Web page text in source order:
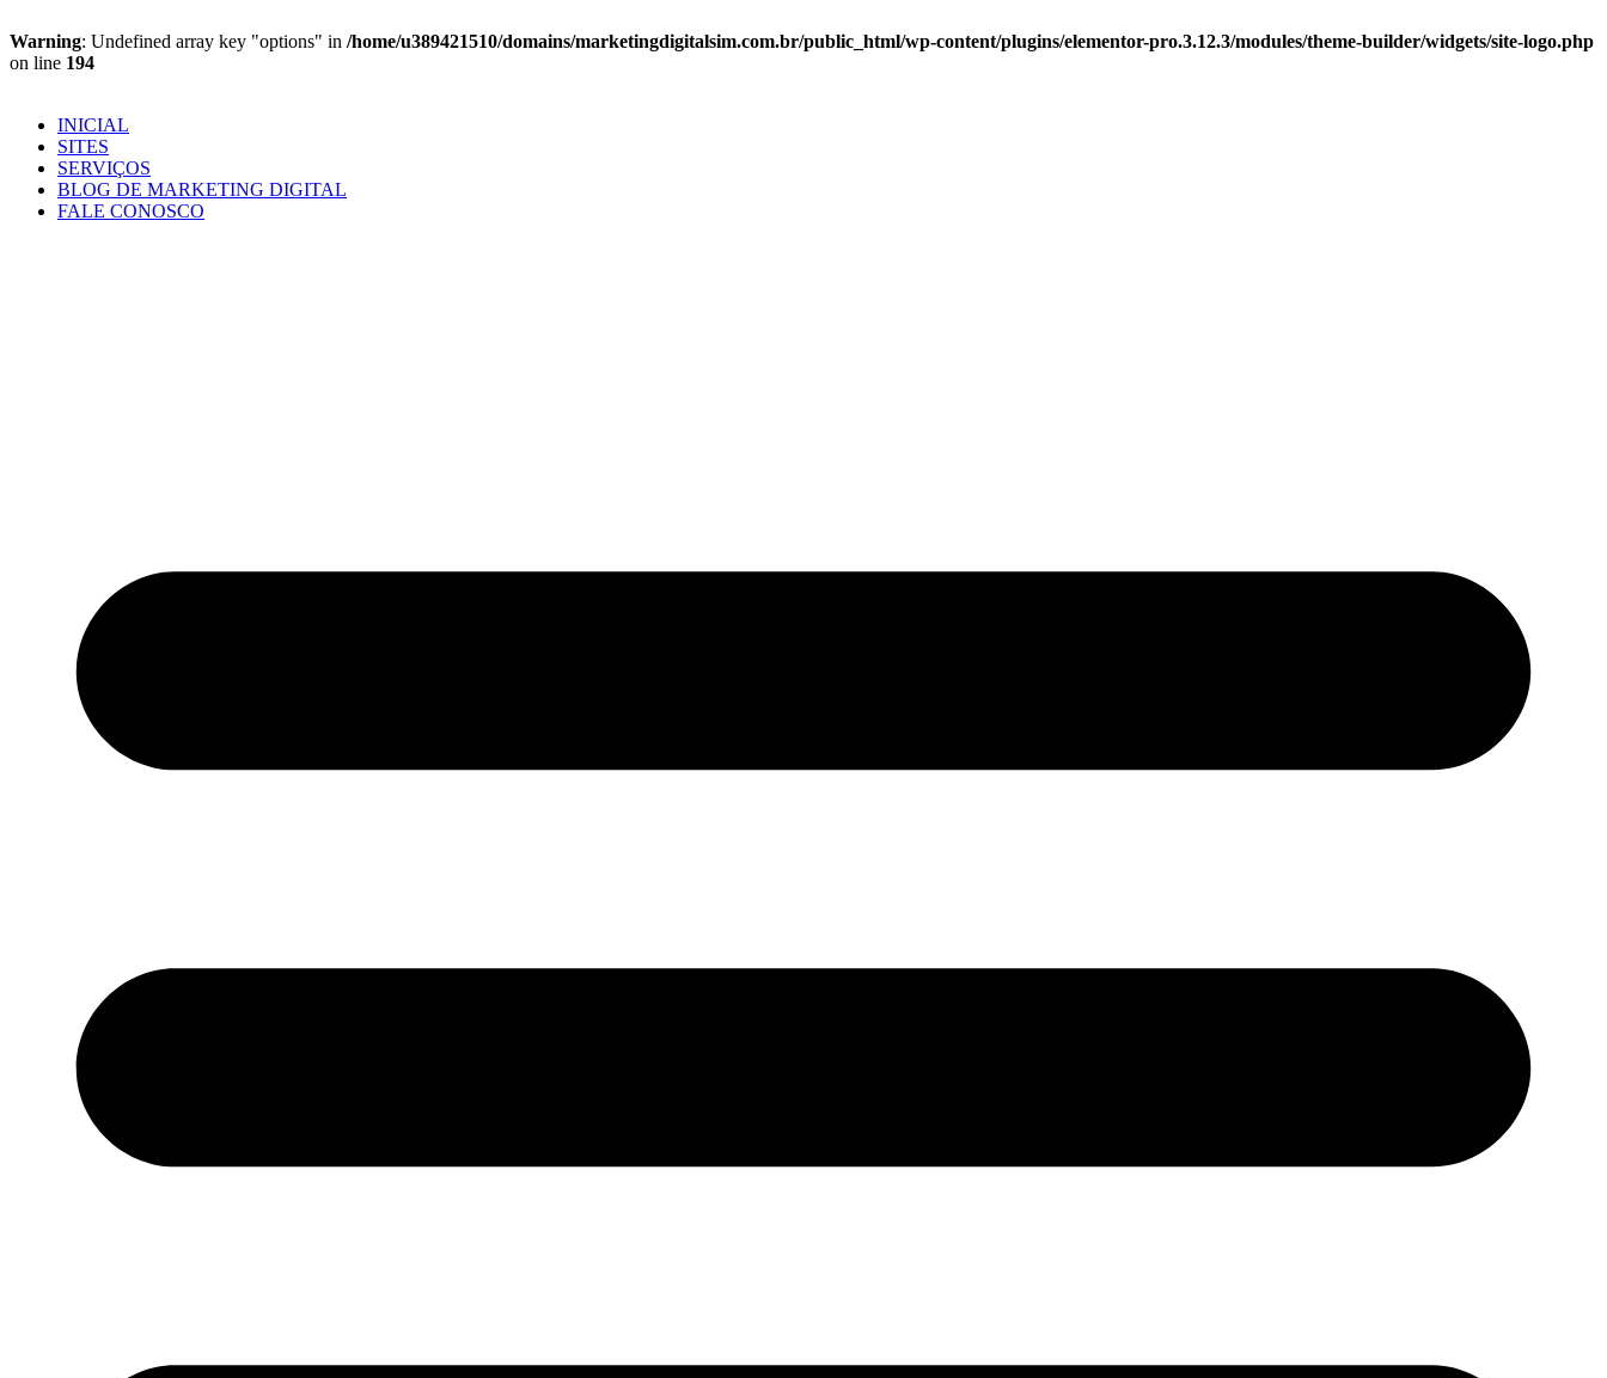
Warning: Undefined array key "options" in /home/u389421510/domains/marketingdigitalsim.com.br/public_html/wp-content/plugins/elementor-pro.3.12.3/modules/theme-builder/widgets/site-logo.php
on line 194
conteúdo
INICIAL
SITES
SERVIÇOS
BLOG DE MARKETING DIGITAL
FALE CONOSCO